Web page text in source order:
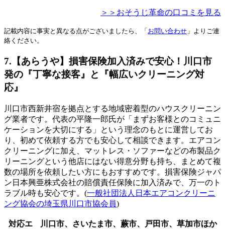
＞＞おそうじ革命の口コミを見る
記載内容に事実と異なる点がございましたら、「 お問い合わせ 」よりご連
絡ください。
7.【あらうや】損害保険加入済みで安心！川口市
発の『丁寧な接客』と『幅広いクリーニング対
応』
川口市西新井宿を拠点とする地域密着型のハウスクリーニン
グ業者です。代表の平隆一郎氏が「まずお客様とのコミュニ
ケーションを大切にする」という理念のもとに運営してお
り、初めて依頼する方でも安心して相談できます。エアコン
クリーニングに加え、マットレス・ソファーなどの布製品ク
リーニングという他店にはない得意分野も持ち、まとめて複
数の場所を依頼したい方にもおすすめです。損害保険ジャパ
ン日本興亜株式会社の賠償責任保険に加入済みで、万一のト
ラブル時も安心です。(一般社団法人日本エアコンクリーニ
ング協会の埼玉県川口市協会員)
対応エ
川口市、さいたま市、蕨市、戸田市、草加市ほか